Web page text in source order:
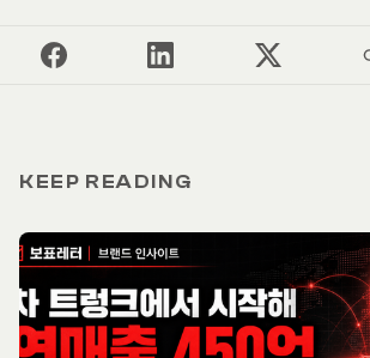
KEEP READING